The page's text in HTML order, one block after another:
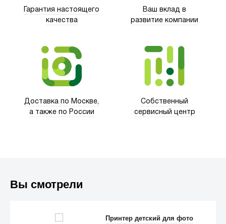
Гарантия настоящего
качества
Ваш вклад в
развитие компании
Доставка по Москве,
а также по России
Собственный
сервисный центр
Вы смотрели
Принтер детский для фото